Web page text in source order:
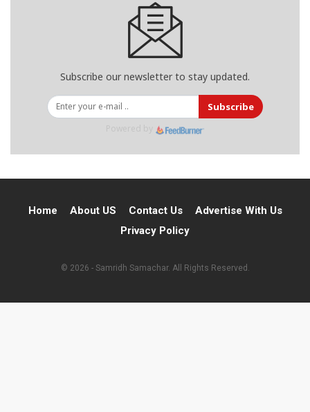
Subscribe our newsletter to stay updated.
Subscribe
Home About US Contact Us
Advertise With Us
Privacy Policy
© 2026 - Samridh Samachar. All Rights Reserved.